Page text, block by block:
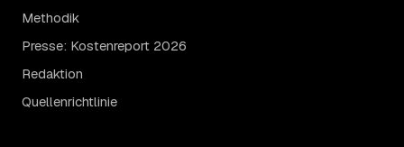
Methodik
Presse: Kostenreport 2026
Redaktion
Quellenrichtlinie